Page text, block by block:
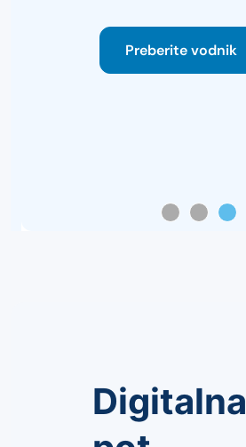
Preberite vodnik
Digitalna